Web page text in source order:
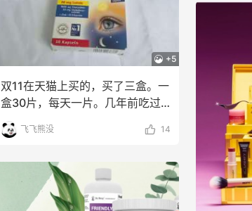
+5
双11在天猫上买的，买了三盒。一
盒30片，每天一片。几年前吃过
这款，感觉还不错。
飞飞熊没 14